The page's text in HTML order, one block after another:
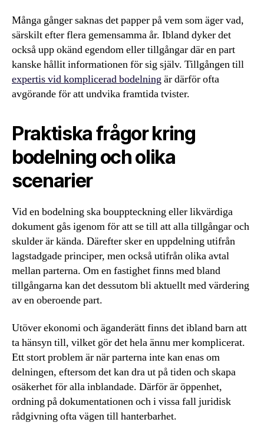
Många gånger saknas det papper på vem som äger vad,
särskilt efter flera gemensamma år. Ibland dyker det
också upp okänd egendom eller tillgångar där en part
kanske hållit informationen för sig själv. Tillgången till
expertis vid komplicerad bodelningär därför ofta
avgörande för att undvika framtida tvister.
Praktiska frågor kring
bodelning och olika
scenarier
Vid en bodelning ska bouppteckning eller likvärdiga
dokument gås igenom för att se till att alla tillgångar och
skulder är kända. Därefter sker en uppdelning utifrån
lagstadgade principer, men också utifrån olika avtal
mellan parterna. Om en fastighet finns med bland
tillgångarna kan det dessutom bli aktuellt med värdering
av en oberoende part.
Utöver ekonomi och äganderätt finns det ibland barn att
ta hänsyn till, vilket gör det hela ännu mer komplicerat.
Ett stort problem är när parterna inte kan enas om
delningen, eftersom det kan dra ut på tiden och skapa
osäkerhet för alla inblandade. Därför är öppenhet,
ordning på dokumentationen och i vissa fall juridisk
rådgivning ofta vägen till hanterbarhet.